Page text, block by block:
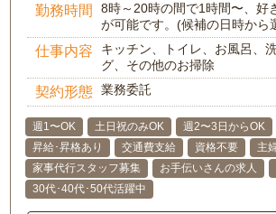
勤務時間
8時～20時の間で1時間〜、好
が可能です。(候補の日時から
仕事内容
キッチン、トイレ、お風呂、
グ、その他のお掃除
契約形態 業務委託
週1〜OK 土日祝のみOK 週2〜3日からOK
昇給･昇格あり
交通費支給 資格不要
主
家事代行スタッフ募集
お手伝いさんの求人
30代･40代･50代活躍中